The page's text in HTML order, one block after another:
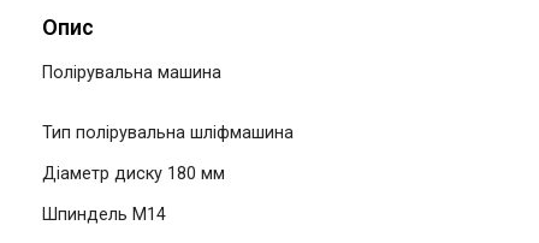
Опис
Полірувальна машина
Тип полірувальна шліфмашина
Діаметр диску 180 мм
Шпиндель M14